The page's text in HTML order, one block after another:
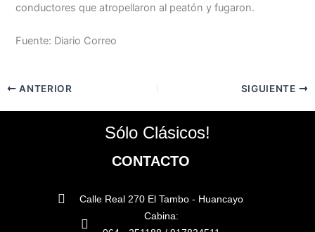
conductores que atropellaron al peatón y fugaron.
Fuente: Diario Correo
ANTERIOR SIGUIENTE
Sólo Clásicos!
CONTACTO
Calle Real 270 El Tambo - Huancayo
Cabina: